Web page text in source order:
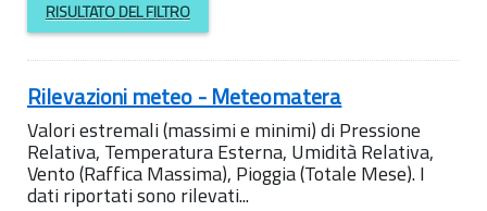
RISULTATO DEL FILTRO
Rilevazioni meteo - Meteomatera
Valori estremali (massimi e minimi) di Pressione
Relativa, Temperatura Esterna, Umidità Relativa,
Vento (Raffica Massima), Pioggia (Totale Mese). I
dati riportati sono rilevati...